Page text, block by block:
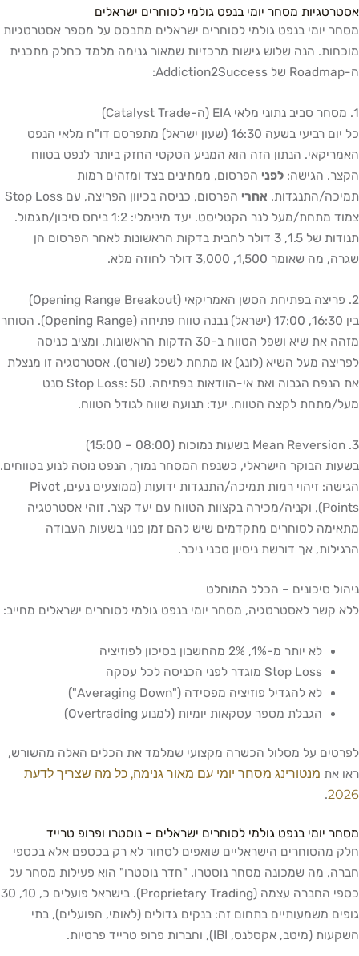
אסטרטגיות מסחר יומי בנפט גולמי לסוחרים ישראלים
מסחר יומי בנפט גולמי לסוחרים ישראלים מתבסס על מספר אסטרטגיות
מוכחות. הנה שלוש גישות מרכזיות שמאור גנימה מלמד כחלק מתכנית
ה-Roadmap של Addiction2Success:
1. מסחר סביב נתוני מלאי EIA (ה-Catalyst Trade)
כל יום רביעי בשעה 16:30 (שעון ישראל) מתפרסם דו"ח מלאי הנפט
האמריקאי. הנתון הזה הוא המניע הטקטי החזק ביותר לנפט בטווח
הקצר. הגישה: לפני הפרסום, ממתינים בצד ומזהים רמות
תמיכה/התנגדות. אחרי
הפרסום, כניסה בכיוון הפריצה, עם Stop Loss
צמוד מתחת/מעל לנר הקטליסט. יעד מינימלי: 1:2 ביחס סיכון/תגמול.
תנודות של 1.5, 3 דולר לחבית בדקות הראשונות לאחר הפרסום הן
שגרה, מה שאומר 1,500, 3,000 דולר לחוזה מלא.
2. פריצה בפתיחת הסשן האמריקאי (Opening Range Breakout)
בין 16:30, 17:00 (ישראל) נבנה טווח פתיחה (Opening Range). הסוחר
מזהה את שיא ושפל הטווח ב-30 הדקות הראשונות, ומציב כניסה
לפריצה מעל השיא (לונג) או מתחת לשפל (שורט). אסטרטגיה זו מנצלת
את הנפח הגבוה ואת אי-הוודאות בפתיחה. Stop Loss: 50 סנט
מעל/מתחת לקצה הטווח. יעד: תנועה שווה לגודל הטווח.
3. Mean Reversion בשעות נמוכות (08:00 – 15:00)
בשעות הבוקר הישראלי, כשנפח המסחר נמוך, הנפט נוטה לנוע בטווחים.
הגישה: זיהוי רמות תמיכה/התנגדות ידועות (ממוצעים נעים, Pivot
Points), וקניה/מכירה בקצוות הטווח עם יעד קצר. זוהי אסטרטגיה
מתאימה לסוחרים מתקדמים שיש להם זמן פנוי בשעות העבודה
הרגילות, אך דורשת ניסיון טכני ניכר.
ניהול סיכונים – הכלל המוחלט
ללא קשר לאסטרטגיה, מסחר יומי בנפט גולמי לסוחרים ישראלים מחייב:
לא יותר מ-1%, 2% מהחשבון בסיכון לפוזיציה
Stop Loss מוגדר לפני הכניסה לכל עסקה
לא להגדיל פוזיציה מפסידה ("Averaging Down")
הגבלת מספר עסקאות יומיות (למנוע Overtrading)
לפרטים על מסלול הכשרה מקצועי שמלמד את הכלים האלה מהשורש,
ראו את מנטורינג מסחר יומי עם מאור גנימה, כל מה שצריך לדעת
2026
.
מסחר יומי בנפט גולמי לסוחרים ישראלים – נוסטרו ופרופ טרייד
חלק מהסוחרים הישראליים שואפים לסחור לא רק בכספם אלא בכספי
חברה, מה שמכונה מסחר נוסטרו. "חדר נוסטרו" הוא פעילות מסחר על
כספי החברה עצמה (Proprietary Trading). בישראל פועלים כ, 10, 30
גופים משמעותיים בתחום זה: בנקים גדולים (לאומי, הפועלים), בתי
השקעות (מיטב, אקסלנס, IBI), וחברות פרופ טרייד פרטיות.